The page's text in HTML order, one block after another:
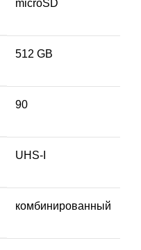
microSD
512 GB
90
UHS-I
комбинированный